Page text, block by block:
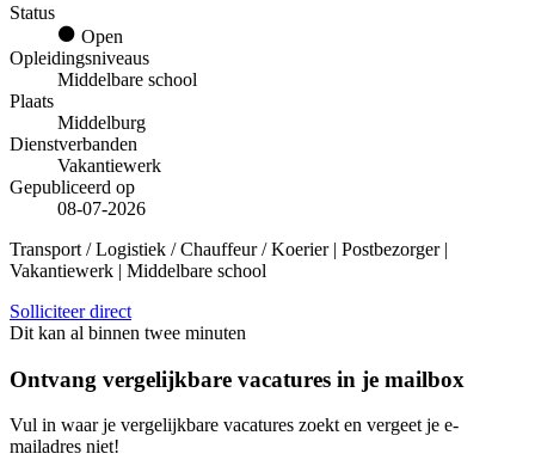
Status
Open
Opleidingsniveaus
Middelbare school
Plaats
Middelburg
Dienstverbanden
Vakantiewerk
Gepubliceerd op
08-07-2026
Transport / Logistiek / Chauffeur / Koerier | Postbezorger |
Vakantiewerk | Middelbare school
Solliciteer direct
Dit kan al binnen twee minuten
Ontvang vergelijkbare vacatures in je mailbox
Vul in waar je vergelijkbare vacatures zoekt en vergeet je e-
mailadres niet!